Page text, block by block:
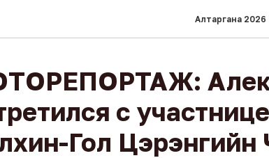
Алтаргана 2026
с
Гол Цэрэнгийн